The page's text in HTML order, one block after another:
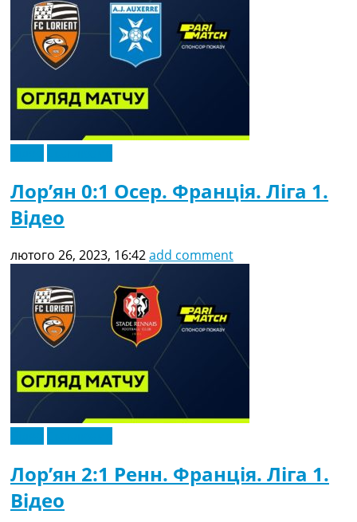
Лор’ян 0:1 Осер. Франція. Ліга 1.
Відео
лютого 26, 2023, 16:42add comment
Лор’ян 2:1 Ренн. Франція. Ліга 1.
Відео